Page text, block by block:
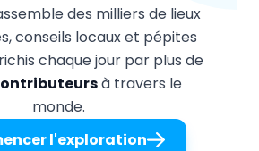
des milliers de lieux
conseils locaux et pépites
chaque jour par plus de
à travers le
monde.
l'exploration